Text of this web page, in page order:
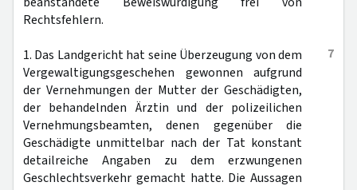
Rechtsfehlern.
7
1. Das Landgericht hat seine Überzeugung von dem
Vergewaltigungsgeschehen gewonnen aufgrund
der Vernehmungen der Mutter der Geschädigten,
der behandelnden Ärztin und der polizeilichen
Vernehmungsbeamten, denen gegenüber die
Geschädigte unmittelbar nach der Tat konstant
detailreiche Angaben zu dem erzwungenen
Geschlechtsverkehr gemacht hatte. Die Aussagen